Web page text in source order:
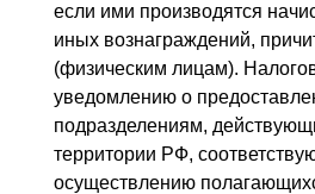
если ими производятся
иных вознаграждений,
(физическим лицам).
уведомлению о
подразделениям,
территории РФ,
осуществлению